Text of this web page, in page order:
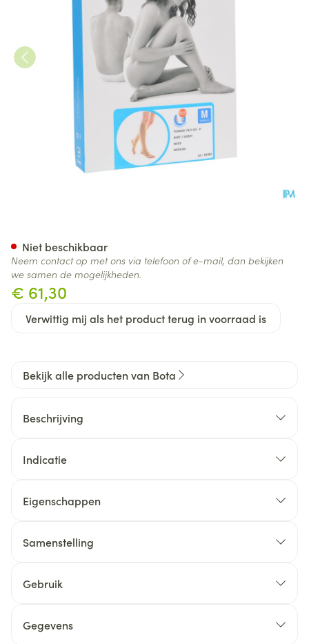
€ 61,30
Verwittig mij als het product terug in voorraad is
Niet beschikbaar
Neem contact op met ons via telefoon of e-mail, dan bekijken
we samen de mogelijkheden.
Bekijk alle producten van Bota
Beschrijving
Indicatie
Eigenschappen
Samenstelling
Gebruik
Gegevens